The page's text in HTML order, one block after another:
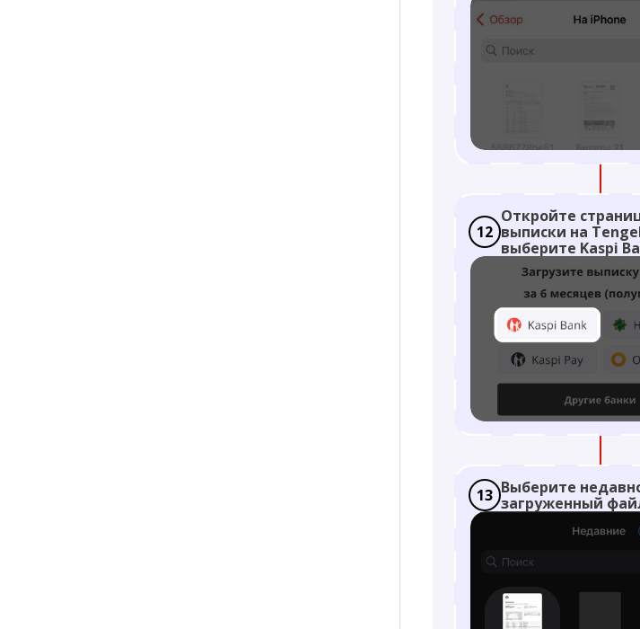
12
Откройте
выписки на
выберите Kaspi
13 Выберите
загруженный